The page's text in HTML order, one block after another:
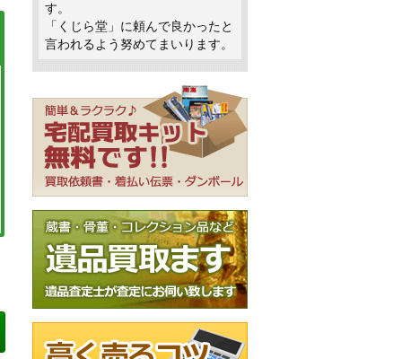
す。
「くじら堂」に頼んで良かったと
言われるよう努めてまいります。